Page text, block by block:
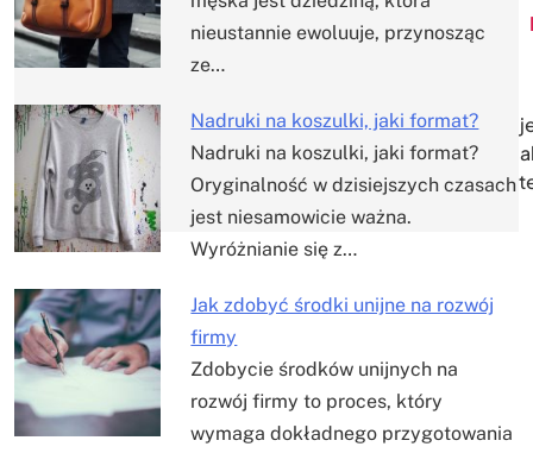
nieustannie ewoluuje, przynosząc
ze…
Nadruki na koszulki, jaki format?
Nadruki na koszulki, jaki format?
Oryginalność w dzisiejszych czasach
jest niesamowicie ważna.
Wyróżnianie się z…
Jak zdobyć środki unijne na rozwój
firmy
Zdobycie środków unijnych na
rozwój firmy to proces, który
wymaga dokładnego przygotowania
wpisu